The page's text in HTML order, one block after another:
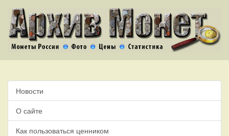
Новости
О сайте
Как пользоваться ценником